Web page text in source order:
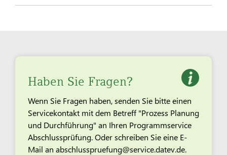
Haben Sie Fragen?
Wenn Sie Fragen haben, senden Sie bitte einen
Servicekontakt mit dem Betreff "Prozess Planung
und Durchführung" an Ihren Programmservice
Abschlussprüfung. Oder schreiben Sie eine E-
Mail an abschlusspruefung@service.datev.de.